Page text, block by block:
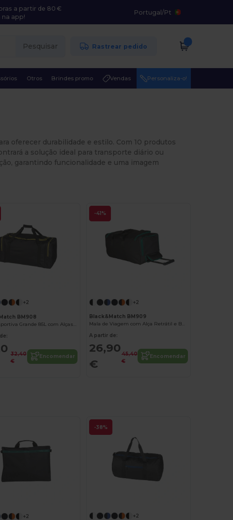
a partir de 80 €
na app!
Portugal/Pt
Pesquisar Rastrear pedido
Otros Brindes promo Vendas Personaliza-o!
oferecer durabilidade e estilo. Com 10 produtos
a solução ideal para transporte diário ou
garantindo funcionalidade e uma imagem
+2
BM908
Bolsa Esportiva Grande 85L com Alças e Bolsos
32,40
€
Encomendar
-41%
+2
Black&Match BM909
Mala de Viagem com Alça Retrátil e Bolsos
A partir de:
26,90
€
45,40
€
Encomendar
+2
-38%
+2